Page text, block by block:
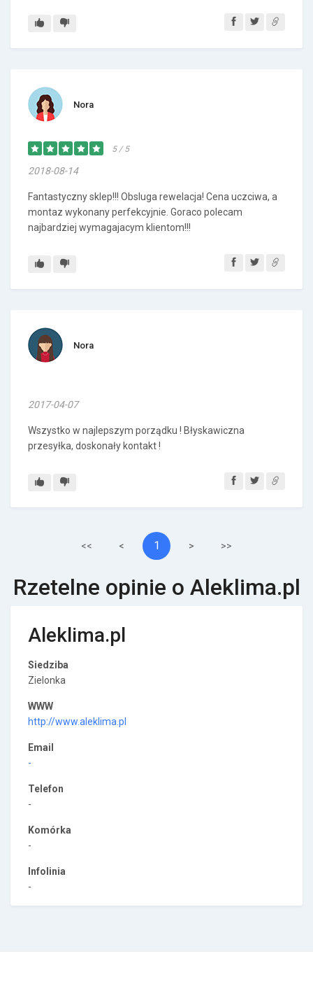
Nora
5 / 5
2018-08-14
Fantastyczny sklep!!! Obsluga rewelacja! Cena uczciwa, a
montaz wykonany perfekcyjnie. Goraco polecam
najbardziej wymagajacym klientom!!!
Nora
2017-04-07
Wszystko w najlepszym porządku ! Błyskawiczna
przesyłka, doskonały kontakt !
<< < 1 > >>
Rzetelne opinie o Aleklima.pl
Aleklima.pl
Siedziba
Zielonka
WWW
http://www.aleklima.pl
Email
-
Telefon
-
Komórka
-
Infolinia
-